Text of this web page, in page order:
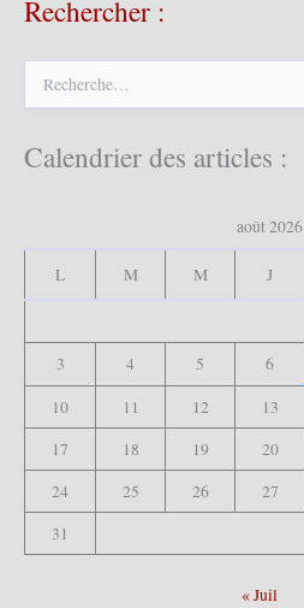
Rechercher :
e
Calendrier des articles :
août 2026
L M M J
3
4 5 6
10
11 12 13
17
18 19 20
24
25 26 27
31
« Juil